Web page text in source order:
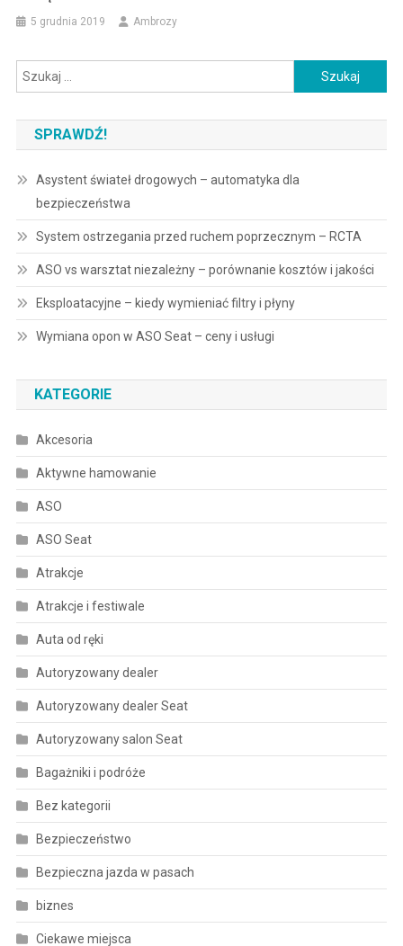
5 grudnia 2019 Ambrozy
Szukaj:
SPRAWDŹ!
Asystent świateł drogowych – automatyka dla
bezpieczeństwa
System ostrzegania przed ruchem poprzecznym – RCTA
ASO vs warsztat niezależny – porównanie kosztów i jakości
Eksploatacyjne – kiedy wymieniać filtry i płyny
Wymiana opon w ASO Seat – ceny i usługi
KATEGORIE
Akcesoria
Aktywne hamowanie
ASO
ASO Seat
Atrakcje
Atrakcje i festiwale
Auta od ręki
Autoryzowany dealer
Autoryzowany dealer Seat
Autoryzowany salon Seat
Bagażniki i podróże
Bez kategorii
Bezpieczeństwo
Bezpieczna jazda w pasach
biznes
Ciekawe miejsca